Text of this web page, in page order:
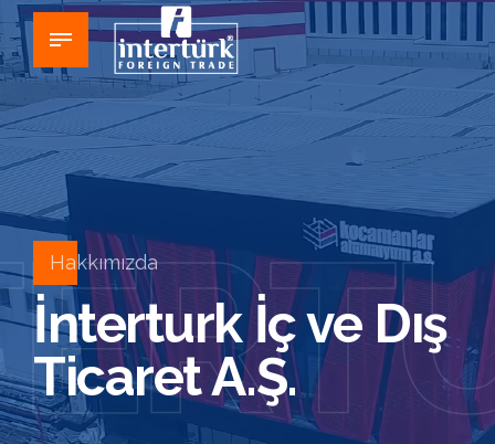
Hakkımızda
İnterturk İç ve Dış
Ticaret A.Ş.